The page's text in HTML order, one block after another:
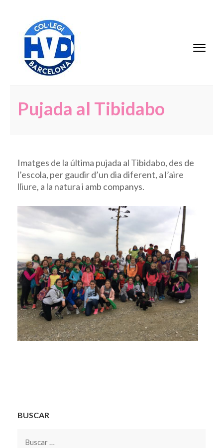
contenido
(presiona
AMPA Scala Dei
Pujada al Tibidabo
Imatges de la última pujada al Tibidabo, des de
l’escola, per gaudir d’un dia diferent, a l’aire
lliure, a la natura i amb companys.
BUSCAR
Buscar: